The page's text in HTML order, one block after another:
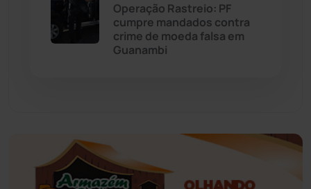
Feira da Mata
Ibiassucê (167)
Ibicoara (221)
Operação Rastreio: PF
cumpre mandados contra
crime de moeda falsa em
Guanambi